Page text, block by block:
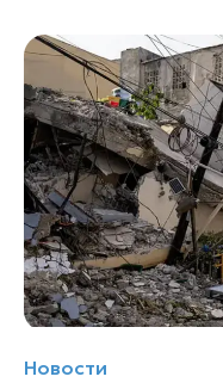
Новости